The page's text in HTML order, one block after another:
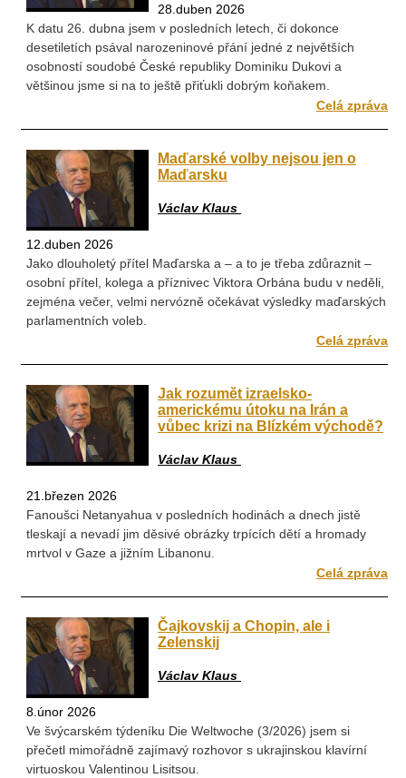
28.duben 2026
K datu 26. dubna jsem v posledních letech, či dokonce
desetiletích psával narozeninové přání jedné z největších
osobností soudobé České republiky Dominiku Dukovi a
většinou jsme si na to ještě přiťukli dobrým koňakem.
Celá zpráva
Maďarské volby nejsou jen o
Maďarsku
Václav Klaus
12.duben 2026
Jako dlouholetý přítel Maďarska a – a to je třeba zdůraznit –
osobní přítel, kolega a příznivec Viktora Orbána budu v neděli,
zejména večer, velmi nervózně očekávat výsledky maďarských
parlamentních voleb.
Celá zpráva
Jak rozumět izraelsko-
americkému útoku na Irán a
vůbec krizi na Blízkém východě?
Václav Klaus
21.březen 2026
Fanoušci Netanyahua v posledních hodinách a dnech jistě
tleskají a nevadí jim děsivé obrázky trpících dětí a hromady
mrtvol v Gaze a jižním Libanonu.
Celá zpráva
Čajkovskij a Chopin, ale i
Zelenskij
Václav Klaus
8.únor 2026
Ve švýcarském týdeníku Die Weltwoche (3/2026) jsem si
přečetl mimořádně zajímavý rozhovor s ukrajinskou klavírní
virtuoskou Valentinou Lisitsou.